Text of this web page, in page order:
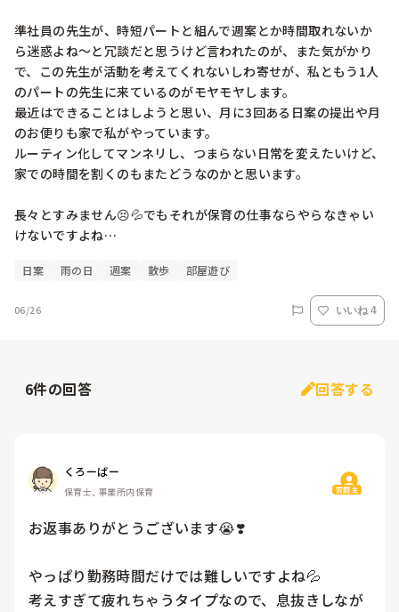
準社員の先生が、時短パートと組んで週案とか時間取れないか
ら迷惑よね〜と冗談だと思うけど言われたのが、また気がかり
で、この先生が活動を考えてくれないしわ寄せが、私ともう1人
のパートの先生に来ているのがモヤモヤします。
最近はできることはしようと思い、月に3回ある日案の提出や月
のお便りも家で私がやっています。
ルーティン化してマンネリし、つまらない日常を変えたいけど、
家での時間を割くのもまたどうなのかと思います。
長々とすみません😣💦でもそれが保育の仕事ならやらなきゃい
けないですよね…
日案 雨の日 週案 散歩 部屋遊び
06/26 いいね 4
6件の回答 回答する
くろーばー
保育士, 事業所内保育 質問主
お返事ありがとうございます😭❣️
やっぱり勤務時間だけでは難しいですよね💦
考えすぎて疲れちゃうタイプなので、息抜きしなが